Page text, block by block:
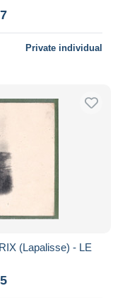
Private individual
(Lapalisse) - LE